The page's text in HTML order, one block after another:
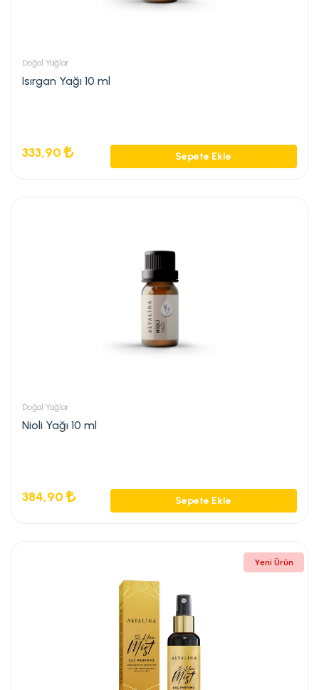
Doğal Yağlar
Isırgan Yağı 10 ml
333,90 Sepete Ekle
Doğal Yağlar
Nioli Yağı 10 ml
384,90 Sepete Ekle
Yeni Ürün